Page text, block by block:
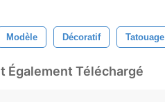
Modèle Décoratif Tatouage
Également Téléchargé